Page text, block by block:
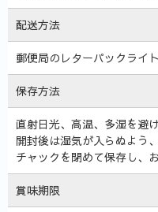
配送方法
郵便局のレターパックライ
保存方法
直射日光、高温、多湿を避
開封後は湿気が入らぬよう
チャックを閉めて保存し、
賞味期限